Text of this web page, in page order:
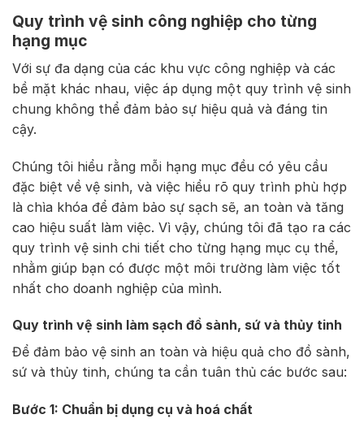
Quy trình vệ sinh công nghiệp cho từng
hạng mục
Với sự đa dạng của các khu vực công nghiệp và các
bề mặt khác nhau, việc áp dụng một quy trình vệ sinh
chung không thể đảm bảo sự hiệu quả và đáng tin
cậy.
Chúng tôi hiểu rằng mỗi hạng mục đều có yêu cầu
đặc biệt về vệ sinh, và việc hiểu rõ quy trình phù hợp
là chìa khóa để đảm bảo sự sạch sẽ, an toàn và tăng
cao hiệu suất làm việc. Vì vậy, chúng tôi đã tạo ra các
quy trình vệ sinh chi tiết cho từng hạng mục cụ thể,
nhằm giúp bạn có được một môi trường làm việc tốt
nhất cho doanh nghiệp của mình.
Quy trình vệ sinh làm sạch đồ sành, sứ và thủy tinh
Để đảm bảo vệ sinh an toàn và hiệu quả cho đồ sành,
sứ và thủy tinh, chúng ta cần tuân thủ các bước sau:
Bước 1: Chuẩn bị dụng cụ và hoá chất